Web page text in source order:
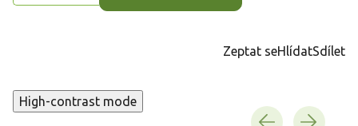
Zeptat seHlídatSdílet
High-contrast mode